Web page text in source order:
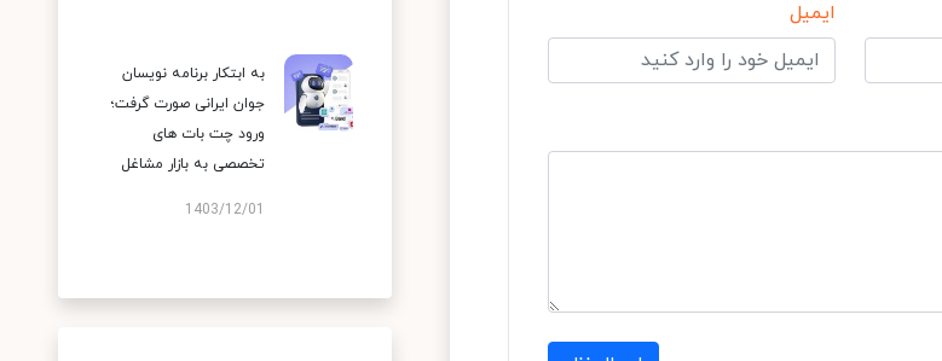
ایمیل
به ابتکار برنامه نویسان
جوان ایرانی صورت گرفت؛
ورود چت بات های
تخصصی به بازار مشاغل
1403/12/01